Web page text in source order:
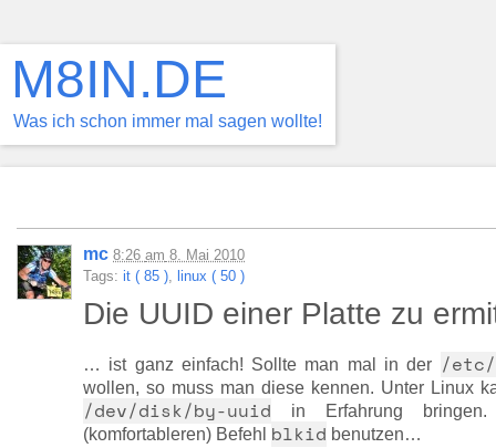
M8IN.DE
Was ich schon immer mal sagen wollte!
mc 8:26 am 8. Mai 2010
Tags: it ( 85 ), linux ( 50 )
Die UUID einer Platte zu
… ist ganz einfach! Sollte man mal in der /
wollen, so muss man diese kennen. Unter Linux
/dev/disk/by-uuid in Erfahrung
(komfortableren) Befehl blkid benutzen…